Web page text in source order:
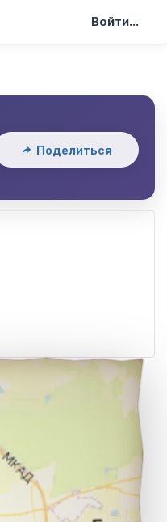
Войти...
Поделиться